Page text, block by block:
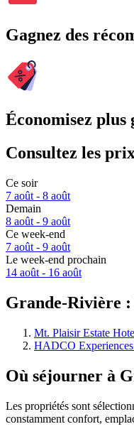
Gagnez des
Économisez
Consultez les
Ce soir
7 août - 8 août
Demain
8 août - 9 août
Ce week-end
7 août - 9 août
Le week-end prochain
14 août - 16 août
Grande-Rivière :
Mt. Plaisir Estate
HADCO
Où séjourner à
Les propriétés sont
constamment confort,